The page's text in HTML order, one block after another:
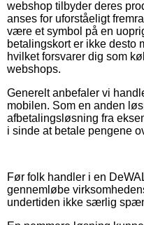
webshop tilbyder deres
anses for uforståeligt
være et symbol på en
betalingskort er ikke desto
hvilket forsvarer dig som
webshops.
Generelt anbefaler vi
mobilen. Som en anden
afbetalingsløsning fra
i sinde at betale pengene
Før folk handler i en
gennemløbe
undertiden ikke særlig